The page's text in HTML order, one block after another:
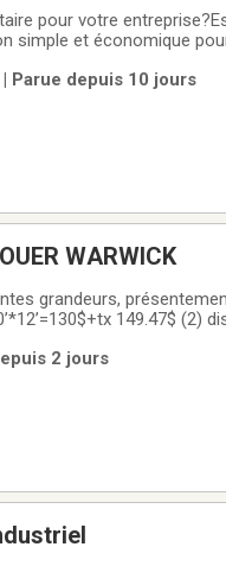
pour votre
simple et économique
Parue depuis 10 jours
WARWICK
grandeurs,
149.47$ (2)
caméra de
2 jours